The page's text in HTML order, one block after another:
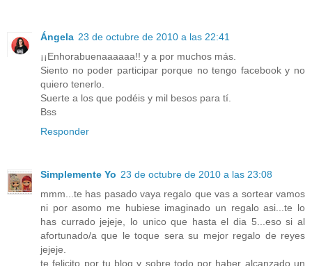
Ángela 23 de octubre de 2010 a las 22:41
¡¡Enhorabuenaaaaaa!! y a por muchos más.
Siento no poder participar porque no tengo facebook y no
quiero tenerlo.
Suerte a los que podéis y mil besos para tí.
Bss
Responder
Simplemente Yo 23 de octubre de 2010 a las 23:08
mmm...te has pasado vaya regalo que vas a sortear vamos
ni por asomo me hubiese imaginado un regalo asi...te lo
has currado jejeje, lo unico que hasta el dia 5...eso si al
afortunado/a que le toque sera su mejor regalo de reyes
jejeje.
te felicito por tu blog y sobre todo por haber alcanzado un